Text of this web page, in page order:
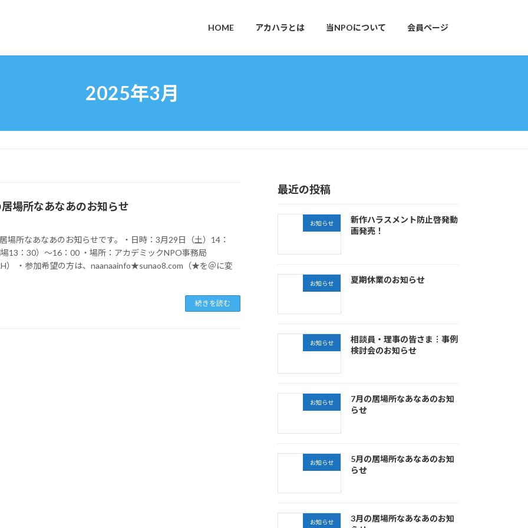
HOME アカハラとは 当NPOについて 会員ページ
2025年3月
場所なあなあのお知らせ
場所なあなあのお知らせです。・日時：3月29日（土）14：
13：30）～16：00 ・場所：アカデミックNPO事務局
） ・参加希望の方は、naanaainfo★sunao8.com（★を＠に変
続きを読む
最近の投稿
お知らせ
新作ハラスメント防止啓発動
画発売！
お知らせ 夏期休業のお知らせ
お知らせ
相談員・理事の皆さま︙事例
検討会のお知らせ
お知らせ
7月の居場所なあなあのお知
らせ
お知らせ
5月の居場所なあなあのお知
らせ
お知らせ
3月の居場所なあなあのお知